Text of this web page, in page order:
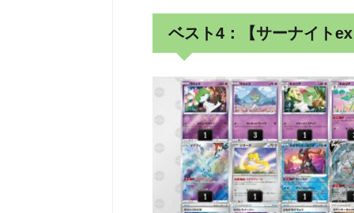
ベスト4：【サーナイト